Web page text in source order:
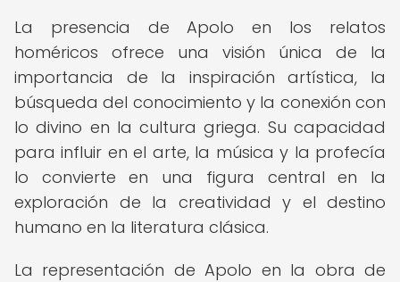
La presencia de Apolo en los relatos
homéricos ofrece una visión única de la
importancia de la inspiración artística, la
búsqueda del conocimiento y la conexión con
lo divino en la cultura griega. Su capacidad
para influir en el arte, la música y la profecía
lo convierte en una figura central en la
exploración de la creatividad y el destino
humano en la literatura clásica.
La representación de Apolo en la obra de